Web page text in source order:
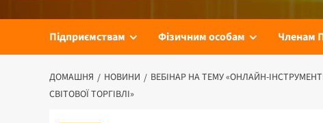
Підприємствам Фізичним особам Членам
ДОМАШНЯ НОВИНИ
ВЕБІНАР НА ТЕМУ «ОНЛАЙН-
СВІТОВОЇ ТОРГІВЛІ»